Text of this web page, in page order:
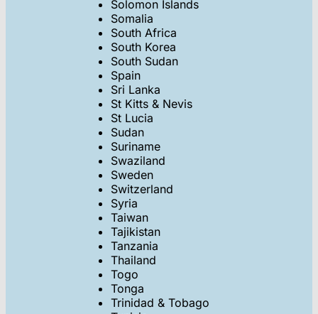
Solomon Islands
Somalia
South Africa
South Korea
South Sudan
Spain
Sri Lanka
St Kitts & Nevis
St Lucia
Sudan
Suriname
Swaziland
Sweden
Switzerland
Syria
Taiwan
Tajikistan
Tanzania
Thailand
Togo
Tonga
Trinidad & Tobago